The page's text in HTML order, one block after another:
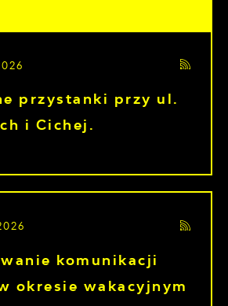
przystanki przy ul.
i Cichej.
komunikacji
okresie wakacyjnym